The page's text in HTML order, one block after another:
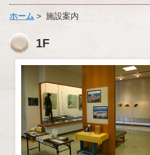
ホーム > 施設案内
1F